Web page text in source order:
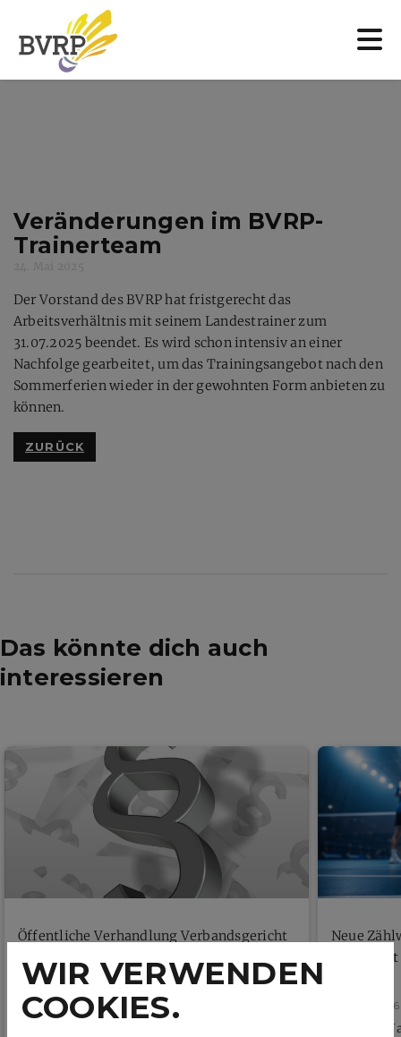
ZURÜCK
Veränderungen im BVRP-
Trainerteam
Der Vorstand des BVRP hat fristgerecht das
Arbeitsverhältnis mit seinem Landestrainer zum
31.07.2025 beendet. Es wird schon intensiv an einer
Nachfolge gearbeitet, um das Trainingsangebot nach den
Sommerferien wieder in der gewohnten Form anbieten zu
können.
Das könnte dich auch
interessieren
Öffentliche Verhandlung Verbandsgericht
26. Juli 2026
Neue
26. Juli 2026
Ab dem 4.
WIR VERWENDEN
COOKIES.